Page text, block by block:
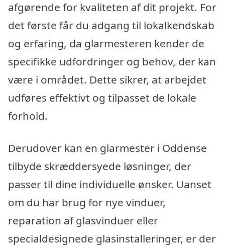
afgørende for kvaliteten af dit projekt. For
det første får du adgang til lokalkendskab
og erfaring, da glarmesteren kender de
specifikke udfordringer og behov, der kan
være i området. Dette sikrer, at arbejdet
udføres effektivt og tilpasset de lokale
forhold.
Derudover kan en glarmester i Oddense
tilbyde skræddersyede løsninger, der
passer til dine individuelle ønsker. Uanset
om du har brug for nye vinduer,
reparation af glasvinduer eller
specialdesignede glasinstalleringer, er der